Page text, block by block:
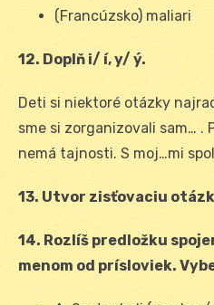
(Francúzsko) maliari
12. Doplň i/ í, y/ ý.
Deti si niektoré otázky
sme si zorganizovali sam… .
nemá tajnosti. S moj…mi
13. Utvor zisťovaciu
14. Rozlíš predložku
menom od prísloviek.